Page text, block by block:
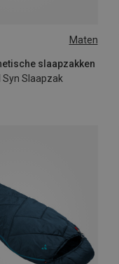
Maten
slaapzakken
Syn Slaapzak
LEFT
RIGHT